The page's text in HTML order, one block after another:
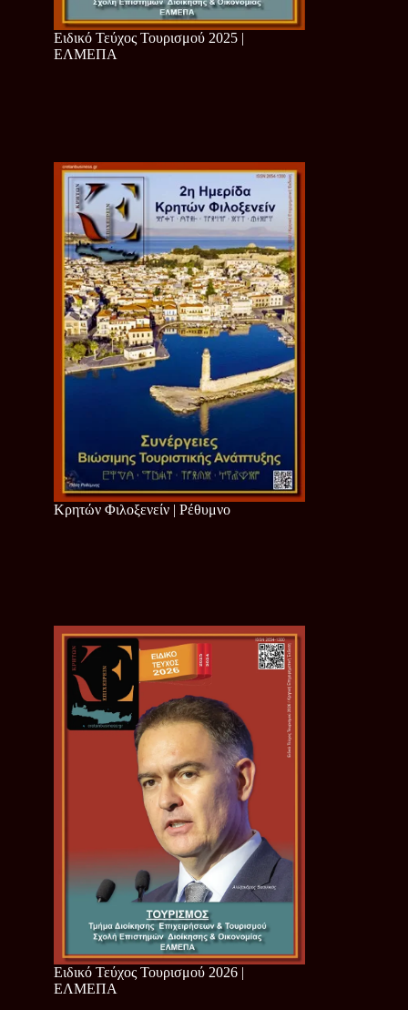
Ειδικό Τεύχος Τουρισμού 2025 |
ΕΛΜΕΠΑ
Κρητών Φιλοξενείν | Ρέθυμνο
Ειδικό Τεύχος Τουρισμού 2026 |
ΕΛΜΕΠΑ